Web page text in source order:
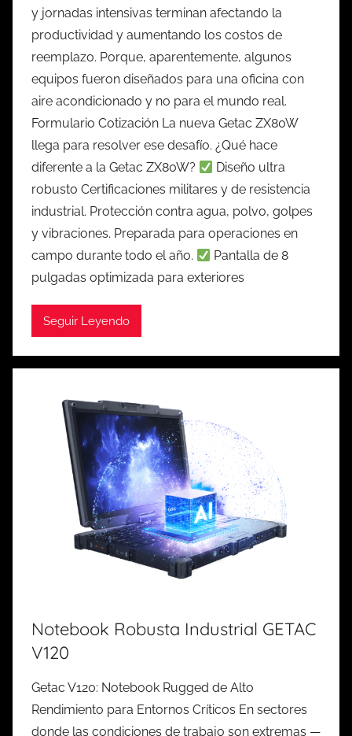
y jornadas intensivas terminan afectando la
productividad y aumentando los costos de
reemplazo. Porque, aparentemente, algunos
equipos fueron diseñados para una oficina con
aire acondicionado y no para el mundo real.
Formulario Cotización La nueva Getac ZX80W
llega para resolver ese desafío. ¿Qué hace
diferente a la Getac ZX80W?
Diseño ultra
robusto Certificaciones militares y de resistencia
industrial. Protección contra agua, polvo, golpes
y vibraciones. Preparada para operaciones en
campo durante todo el año.
Pantalla de 8
pulgadas optimizada para exteriores
Seguir Leyendo
Notebook Robusta Industrial GETAC
V120
Getac V120: Notebook Rugged de Alto
Rendimiento para Entornos Críticos En sectores
donde las condiciones de trabajo son extremas —